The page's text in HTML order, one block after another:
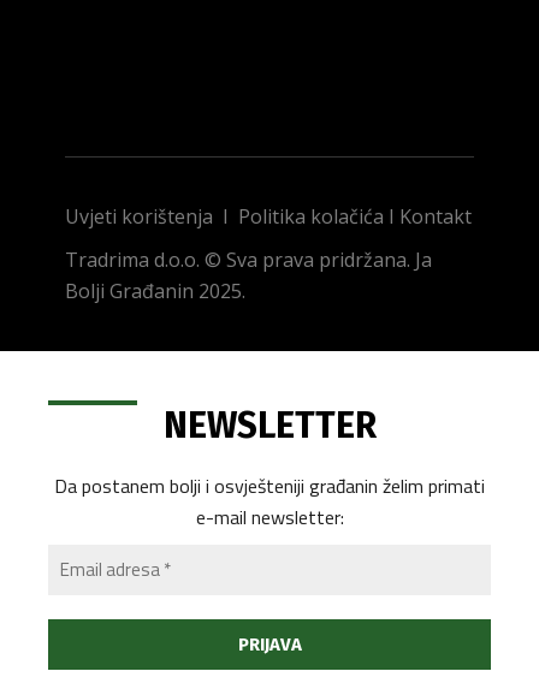
Uvjeti korištenja I Politika kolačića I Kontakt
Tradrima d.o.o. © Sva prava pridržana. Ja
Bolji Građanin 2025.
NEWSLETTER
Da postanem bolji i osvješteniji građanin želim primati
e-mail newsletter: